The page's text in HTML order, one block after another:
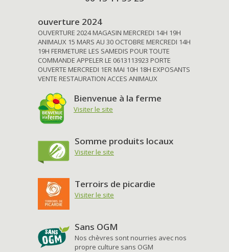
ouverture 2024
OUVERTURE 2024 MAGASIN MERCREDI 14H 19H
ANIMAUX 15 MARS AU 30 OCTOBRE MERCREDI 14H
19H FERMETURE LES SAMEDIS POUR TOUTE
COMMANDE APPELER LE 0613113923 PORTE
OUVERTE MERCREDI 1ER MAI 10H 18H EXPOSANTS
VENTE RESTAURATION ACCES ANIMAUX
Bienvenue à la ferme
Visiter le site
Somme produits locaux
Visiter le site
Terroirs de picardie
Visiter le site
Sans OGM
Nos chèvres sont nourries avec nos
propre culture sans OGM